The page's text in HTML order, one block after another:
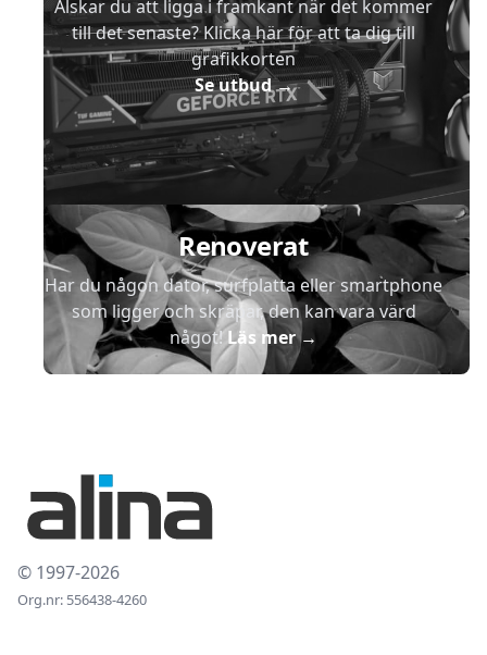
Älskar du att ligga i framkant när det kommer
till det senaste? Klicka här för att ta dig till
grafikkorten
Se utbud→
Renoverat
Har du någon dator, surfplatta eller smartphone
som ligger och skräpar, den kan vara värd
något!Läs mer→
© 1997-2026
Org.nr: 556438-4260